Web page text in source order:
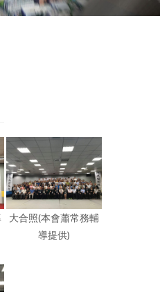
大合照(本會蕭常務輔
導提供)